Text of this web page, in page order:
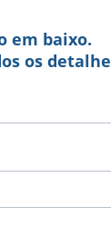
em baixo.
os